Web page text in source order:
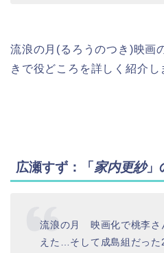
流浪の月(るろうのつき)映画
きで役どころを詳しく紹介し
広瀬すず：「家内更紗」
流浪の月 映画化で桃李さ
えた…そして成島組だっ